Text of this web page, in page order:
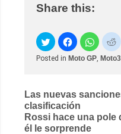
Share this:
Posted in Moto GP, Moto3
Post
navigation
Las nuevas
clasificación
Rossi hace una pole
él le sorprende